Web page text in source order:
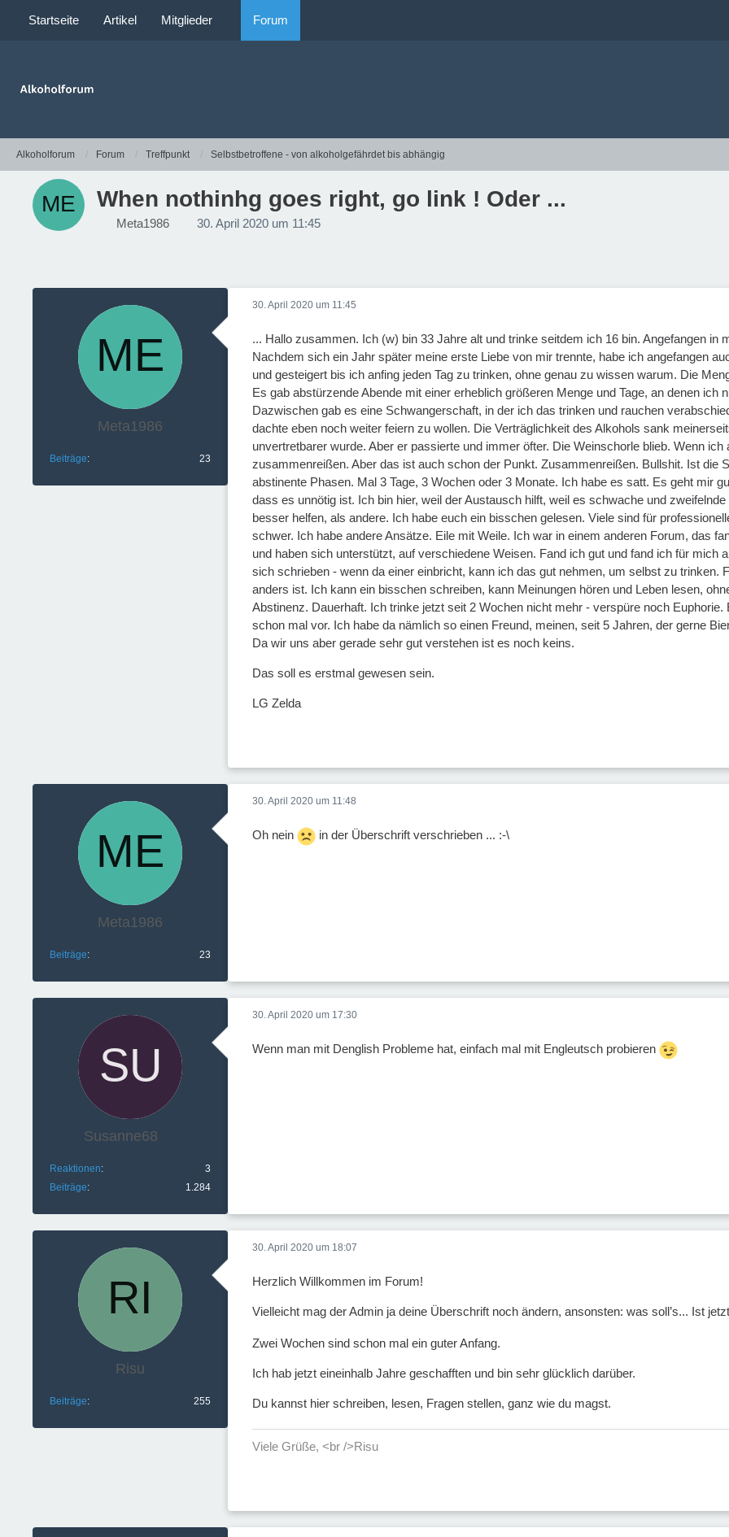
Startseite Artikel Mitglieder Forum
Alkoholforum Forum Treffpunkt Selbstbetroffene - von alkoholgefährdet bis abhängig
When nothinhg goes right, go link ! Oder ...
Meta1986 30. April 2020 um 11:45
Meta1986
Beiträge 23
30. April 2020 um 11:45
... Hallo zusammen. Ich (w) bin 33 Jahre alt und trinke seitdem ich 16 bin. Angefangen in
Nachdem sich ein Jahr später meine erste Liebe von mir trennte, habe ich angefangen
und gesteigert bis ich anfing jeden Tag zu trinken, ohne genau zu wissen warum. Die
Es gab abstürzende Abende mit einer erheblich größeren Menge und Tage, an denen ich
Dazwischen gab es eine Schwangerschaft, in der ich das trinken und rauchen
dachte eben noch weiter feiern zu wollen. Die Verträglichkeit des Alkohols sank
unvertretbarer wurde. Aber er passierte und immer öfter. Die Weinschorle blieb. Wenn
zusammenreißen. Aber das ist auch schon der Punkt. Zusammenreißen. Bullshit. Ist die
abstinente Phasen. Mal 3 Tage, 3 Wochen oder 3 Monate. Ich habe es satt. Es geht mir
dass es unnötig ist. Ich bin hier, weil der Austausch hilft, weil es schwache und
besser helfen, als andere. Ich habe euch ein bisschen gelesen. Viele sind für
schwer. Ich habe andere Ansätze. Eile mit Weile. Ich war in einem anderen Forum, das
und haben sich unterstützt, auf verschiedene Weisen. Fand ich gut und fand ich für mich
sich schrieben - wenn da einer einbricht, kann ich das gut nehmen, um selbst zu
anders ist. Ich kann ein bisschen schreiben, kann Meinungen hören und Leben lesen,
Abstinenz. Dauerhaft. Ich trinke jetzt seit 2 Wochen nicht mehr - verspüre noch
schon mal vor. Ich habe da nämlich so einen Freund, meinen, seit 5 Jahren, der gerne
Da wir uns aber gerade sehr gut verstehen ist es noch keins.
Das soll es erstmal gewesen sein.
LG Zelda
Meta1986
Beiträge 23
30. April 2020 um 11:48
Oh nein in der Überschrift verschrieben ... :-\
Susanne68
Reaktionen
3
Beiträge
1.284
30. April 2020 um 17:30
Wenn man mit Denglish Probleme hat, einfach mal mit Engleutsch probieren
Risu
Beiträge 255
30. April 2020 um 18:07
Herzlich Willkommen im Forum!
Vielleicht mag der Admin ja deine Überschrift noch ändern, ansonsten: was soll’s... Ist
Zwei Wochen sind schon mal ein guter Anfang.
Ich hab jetzt eineinhalb Jahre geschafften und bin sehr glücklich darüber.
Du kannst hier schreiben, lesen, Fragen stellen, ganz wie du magst.
Viele Grüße, <br />Risu